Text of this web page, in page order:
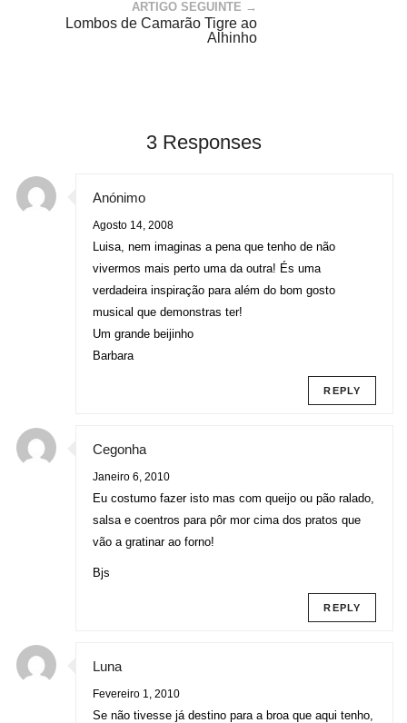
ARTIGO SEGUINTE →
Lombos de Camarão Tigre ao
Alhinho
3 Responses
Anónimo
Agosto 14, 2008
Luisa, nem imaginas a pena que tenho de não
vivermos mais perto uma da outra! És uma
verdadeira inspiração para além do bom gosto
musical que demonstras ter!
Um grande beijinho
Barbara
REPLY
Cegonha
Janeiro 6, 2010
Eu costumo fazer isto mas com queijo ou pão ralado,
salsa e coentros para pôr mor cima dos pratos que
vão a gratinar ao forno!
Bjs
REPLY
Luna
Fevereiro 1, 2010
Se não tivesse já destino para a broa que aqui tenho,